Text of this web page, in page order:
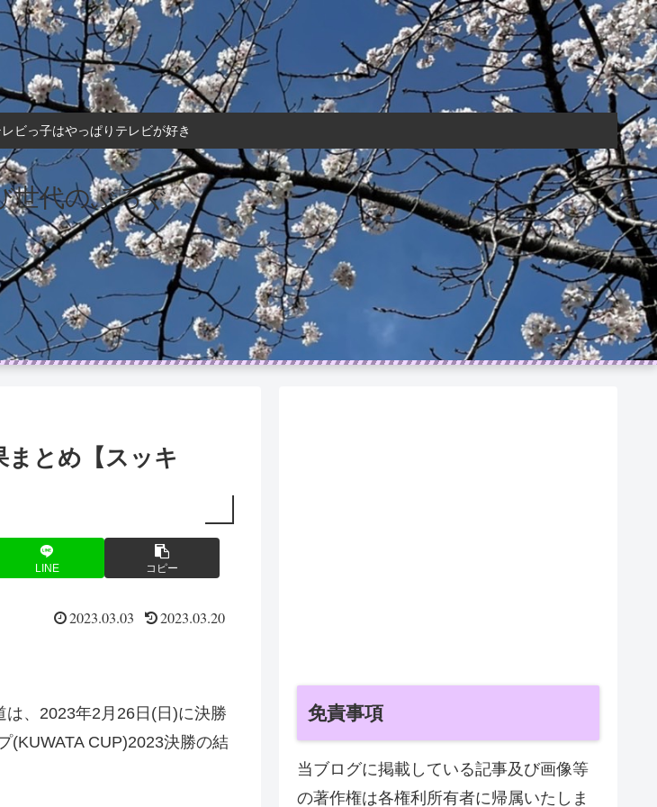
ビっ子はやっぱりテレビが好き
世代のぶろぐ
まとめ【スッキ
LINE コピー
2023.03.03 2023.03.20
、2023年2月26日(日)に決勝
(KUWATA CUP)2023決勝の結
免責事項
当ブログに掲載している記事及び画像等
の著作権は各権利所有者に帰属いたしま